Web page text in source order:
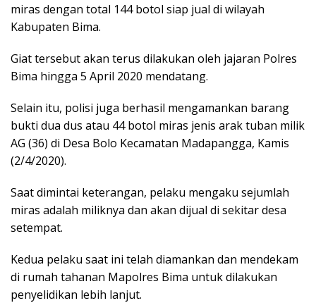
miras dengan total 144 botol siap jual di wilayah
Kabupaten Bima.
Giat tersebut akan terus dilakukan oleh jajaran Polres
Bima hingga 5 April 2020 mendatang.
Selain itu, polisi juga berhasil mengamankan barang
bukti dua dus atau 44 botol miras jenis arak tuban milik
AG (36) di Desa Bolo Kecamatan Madapangga, Kamis
(2/4/2020).
Saat dimintai keterangan, pelaku mengaku sejumlah
miras adalah miliknya dan akan dijual di sekitar desa
setempat.
Kedua pelaku saat ini telah diamankan dan mendekam
di rumah tahanan Mapolres Bima untuk dilakukan
penyelidikan lebih lanjut.